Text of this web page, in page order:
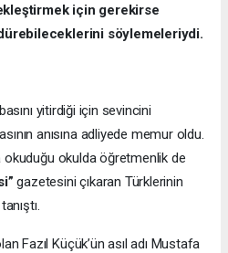
için gerekirse
söylemeleriydi.
yitirdiği için sevincini
anısına adliyede memur oldu.
okuduğu okulda öğretmenlik de
gazetesini çıkaran Türklerinin
Fazıl Küçük’ün asıl adı Mustafa